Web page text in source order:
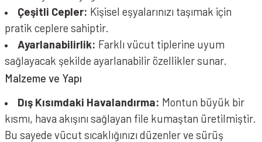
Çeşitli Cepler: Kişisel eşyalarınızı taşımak için
pratik ceplere sahiptir.
Ayarlanabilirlik: Farklı vücut tiplerine uyum
sağlayacak şekilde ayarlanabilir özellikler sunar.
Malzeme ve Yapı
Dış Kısımdaki Havalandırma: Montun büyük bir
kısmı, hava akışını sağlayan file kumaştan üretilmiştir.
Bu sayede vücut sıcaklığınızı düzenler ve sürüş